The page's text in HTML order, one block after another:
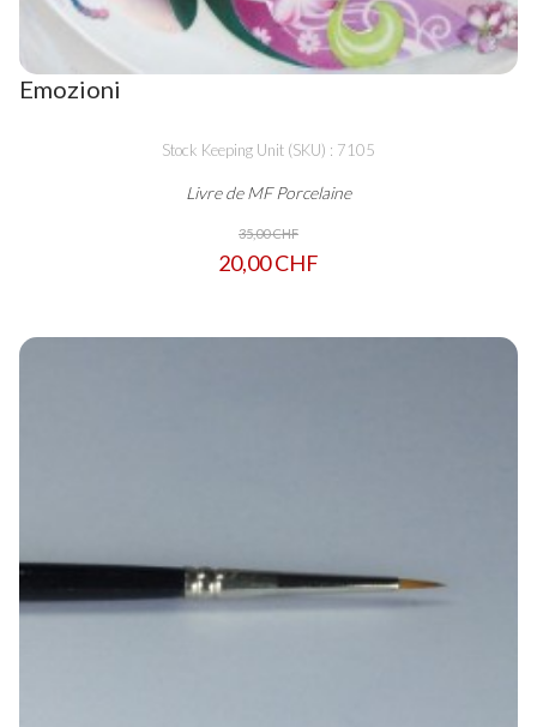
Emozioni
Stock Keeping Unit (SKU) : 7105
Livre de MF Porcelaine
35,00 CHF
20,00 CHF